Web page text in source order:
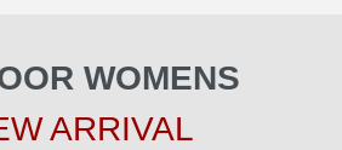
WOMENS
ARRIVAL